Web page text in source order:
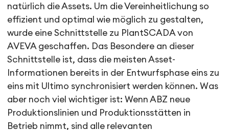
natürlich die Assets. Um die Vereinheitlichung so
effizient und optimal wie möglich zu gestalten,
wurde eine Schnittstelle zu PlantSCADA von
AVEVA geschaffen. Das Besondere an dieser
Schnittstelle ist, dass die meisten Asset-
Informationen bereits in der Entwurfsphase eins zu
eins mit Ultimo synchronisiert werden können. Was
aber noch viel wichtiger ist: Wenn ABZ neue
Produktionslinien und Produktionsstätten in
Betrieb nimmt, sind alle relevanten